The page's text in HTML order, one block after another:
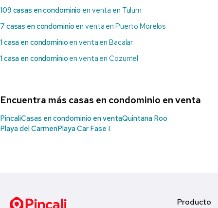
109 casas en condominio en venta en Tulum
7 casas en condominio en venta en Puerto Morelos
1 casa en condominio en venta en Bacalar
1 casa en condominio en venta en Cozumel
Encuentra más casas en condominio en venta
PincaliCasas en condominio en ventaQuintana Roo
Playa del CarmenPlaya Car Fase I
Producto